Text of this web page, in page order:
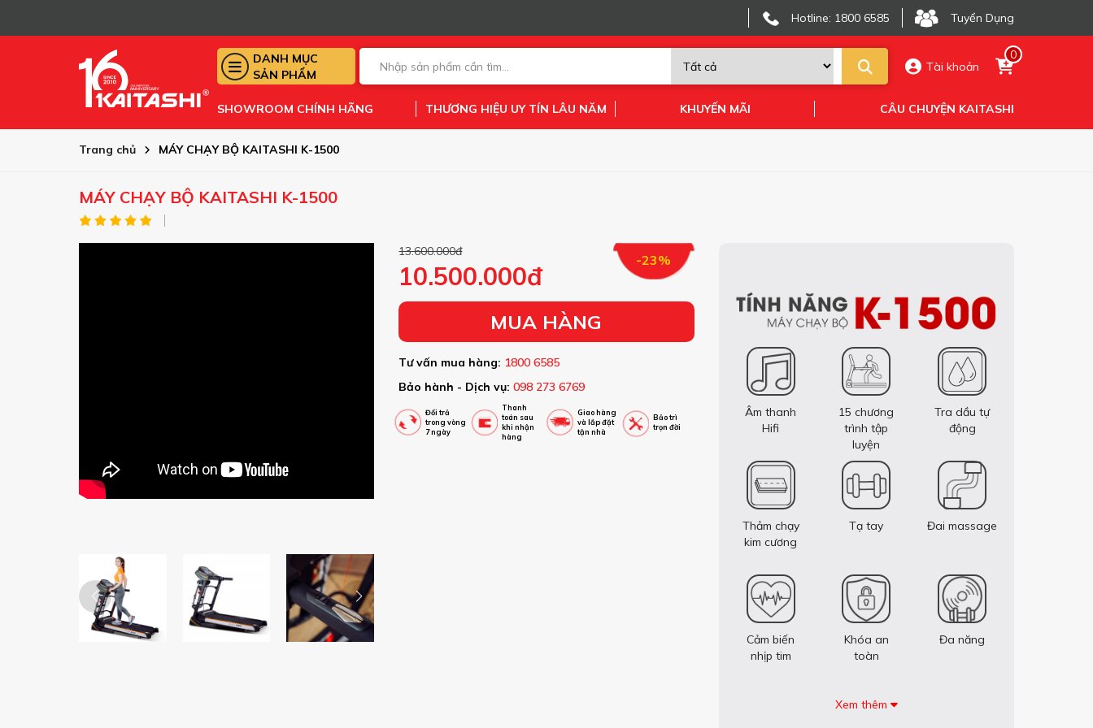
Hotline: 1800 6585 Tuyển Dụng
DANH MỤC
SẢN PHẨM
Tài khoản
0
SHOWROOM CHÍNH HÃNG THƯƠNG HIỆU UY TÍN LÂU NĂM KHUYẾN MÃI CÂU CHUYỆN KAITASHI
Trang chủ MÁY CHẠY BỘ KAITASHI K-1500
MÁY CHẠY BỘ KAITASHI K-1500
13.600.000đ
10.500.000đ
-23%
MUA HÀNG
Tư vấn mua hàng: 1800 6585
Bảo hành - Dịch vụ:098 273 6769
Đổi trả
trong vòng
7 ngày
Thanh
toán sau
khi nhận
hàng
Giao hàng
và lắp đặt
tận nhà
Bảo trì
trọn đời
Âm thanh
Hifi
15 chương
trình tập
luyện
Tra dầu tự
động
Thảm chạy
kim cương
Tạ tay Đai massage
Cảm biến
nhịp tim
Khóa an
toàn
Đa năng
Xem thêm